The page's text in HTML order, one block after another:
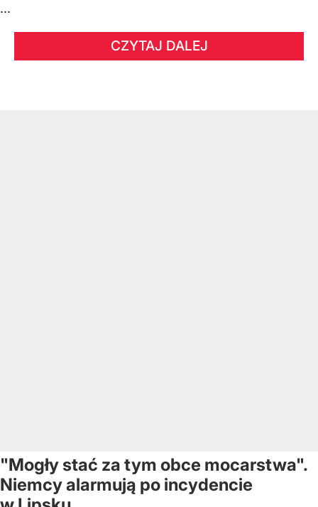
...
CZYTAJ DALEJ
"Mogły stać za tym obce mocarstwa".
Niemcy alarmują po incydencie